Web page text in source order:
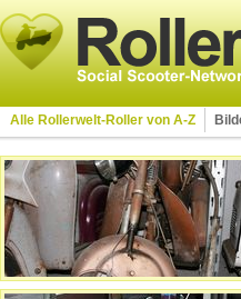
Alle Rollerwelt-Roller von A-Z